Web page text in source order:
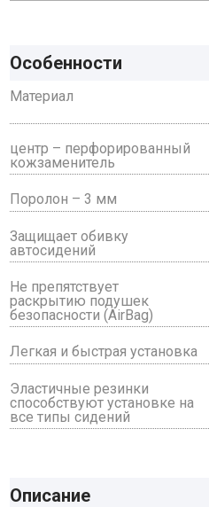
Особенности
Материал
центр – перфорированный
кожзаменитель
Поролон – 3 мм
Защищает обивку
автосидений
Не препятствует
раскрытию подушек
безопасности (AirBag)
Легкая и быстрая установка
Эластичные резинки
способствуют установке на
все типы сидений
Описание